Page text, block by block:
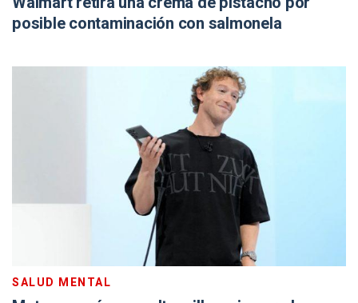
posible contaminación con salmonela
SALUD MENTAL